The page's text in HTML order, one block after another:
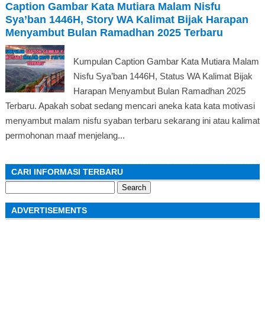
Caption Gambar Kata Mutiara Malam Nisfu
Sya’ban 1446H, Story WA Kalimat Bijak Harapan
Menyambut Bulan Ramadhan 2025 Terbaru
Kumpulan Caption Gambar Kata Mutiara Malam
Nisfu Sya’ban 1446H, Status WA Kalimat Bijak
Harapan Menyambut Bulan Ramadhan 2025
Terbaru. Apakah sobat sedang mencari aneka kata kata motivasi
menyambut malam nisfu syaban terbaru sekarang ini atau kalimat
permohonan maaf menjelang...
CARI INFORMASI TERBARU
for:
ADVERTISEMENTS